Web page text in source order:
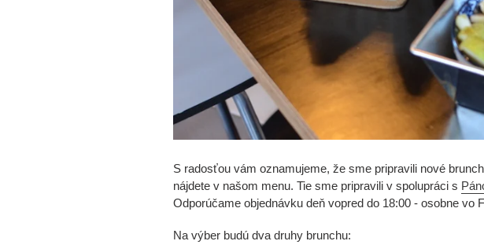
S radosťou vám oznamujeme, že sme pripravili nové
nájdete v našom menu. Tie sme pripravili v spolupráci s
Odporúčame objednávku deň vopred do 18:00 - osobne vo
Na výber budú dva druhy brunchu: